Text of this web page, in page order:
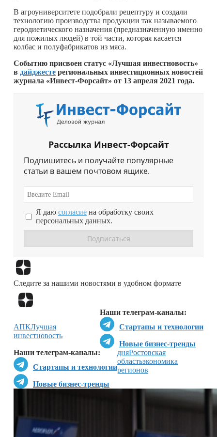
В агроуниверситете подобрали рецептуру и создали
технологию производства продукции так называемого
геродиетического назначения (предназначенную именно
для пожилых людей) в той части, которая касается
колбас и полуфабрикатов из мяса.
Событию присвоен статус «Лучшая инвестновость»
в дайджесте региональных инвестиционных новостей
журнала «Инвест-Форсайт» от 13 апреля 2021 года.
Рассылка Инвест-Форсайт
Подпишитесь и получайте популярные
статьи в вашем почтовом ящике.
Я даю согласие на обработку своих
персональных данных.
Следите за нашими новостями в удобном формате
Наши телеграм-каналы:
Стартапы и технологии
Новые бизнес-тренды
Наши телеграм-каналы:
Стартапы и технологии
Новые бизнес-тренды
АПКЛучшая
инвестновость
дняРостовская
областьэкономика
регионов